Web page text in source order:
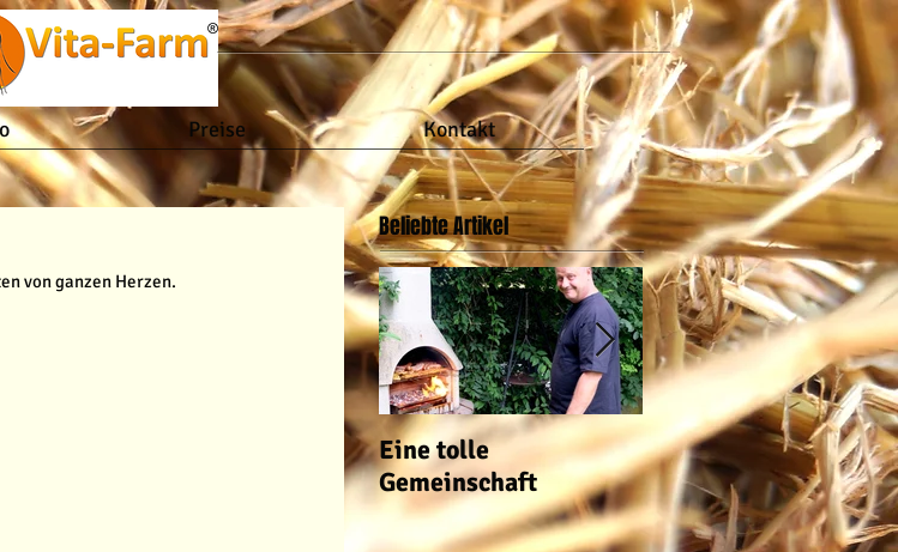
Preise Kontakt
von ganzen Herzen.
Beliebte Artikel
Eine tolle
Gemeinschaft
auch im Garten ist
los